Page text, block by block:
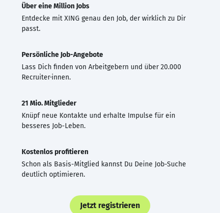
Über eine Million Jobs
Entdecke mit XING genau den Job, der wirklich zu Dir
passt.
Persönliche Job-Angebote
Lass Dich finden von Arbeitgebern und über 20.000
Recruiter·innen.
21 Mio. Mitglieder
Knüpf neue Kontakte und erhalte Impulse für ein
besseres Job-Leben.
Kostenlos profitieren
Schon als Basis-Mitglied kannst Du Deine Job-Suche
deutlich optimieren.
Jetzt registrieren